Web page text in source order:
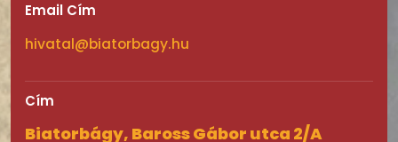
Email Cím
hivatal@biatorbagy.hu
Cím
Biatorbágy, Baross Gábor utca 2/A